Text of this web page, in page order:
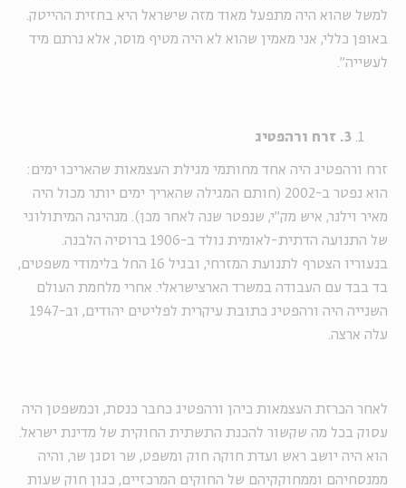
למשל שהוא היה מתפעל מאוד מזה שישראל היא בחזית ההייטק.
באופן כללי, אני מאמין שהוא לא היה מטיף מוסר, אלא נרתם מיד
לעשייה".
3. זרח ורהפטיג
זרח ורהפטיג היה אחד מחותמי מגילת העצמאות שהאריכו ימים:
הוא נפטר ב-2002 (חותם המגילה שהאריך ימים יותר מכול היה
מאיר וילנר, איש מק"י, שנפטר שנה לאחר מכן). מנהיגה המיתולוגי
של התנועה הדתית-לאומית נולד ב-1906 ברוסיה הלבנה.
בנעוריו הצטרף לתנועת המזרחי, ובגיל 16 החל בלימודי משפטים,
בד בבד עם העבודה במשרד הארצישראלי. אחרי מלחמת העולם
השנייה היה ורהפטיג כתובת עיקרית לפליטים יהודים, וב-1947
עלה ארצה.
לאחר הכרזת העצמאות כיהן ורהפטיג כחבר כנסת, וכמשפטן היה
עסוק בכל מה שקשור להכנת התשתית החוקית של מדינת ישראל.
הוא היה יושב ראש ועדת חוקה חוק ומשפט, שר וסגן שר, והיה
ממנסחיהם וממחוקקיהם של החוקים המרכזיים, כגון חוק שעות